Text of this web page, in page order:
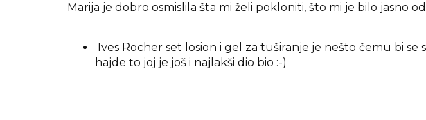
Marija je dobro osmislila šta mi želi pokloniti, što mi je bilo jasno
Ives Rocher set losion i gel za tuširanje je nešto čemu bi se
hajde to joj je još i najlakši dio bio :-)